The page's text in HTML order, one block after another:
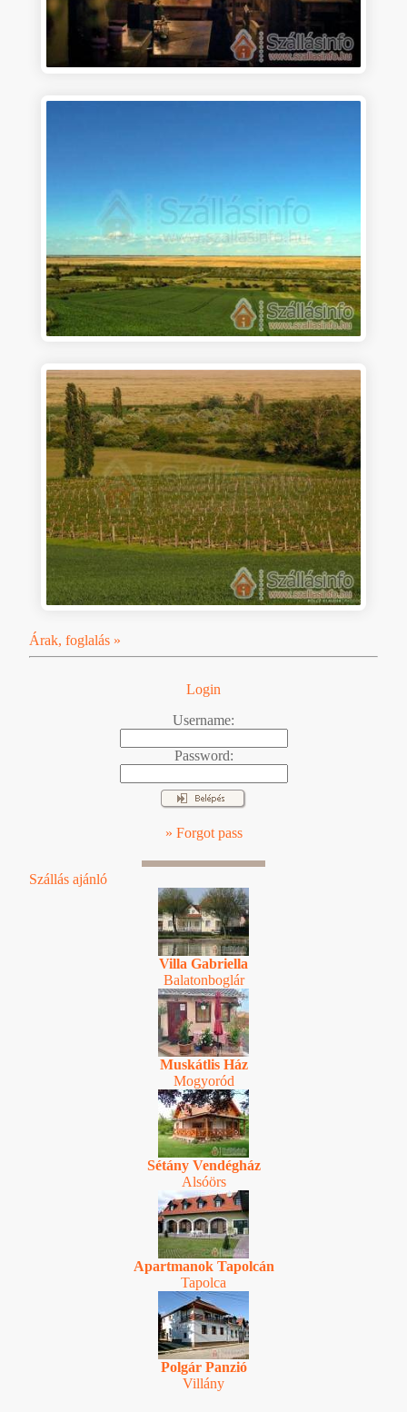
Árak, foglalás »
Login
Username:
Password:
» Forgot pass
Szállás ajánló
Villa Gabriella
Balatonboglár
Muskátlis Ház
Mogyoród
Sétány Vendégház
Alsóörs
Apartmanok Tapolcán
Tapolca
Polgár Panzió
Villány